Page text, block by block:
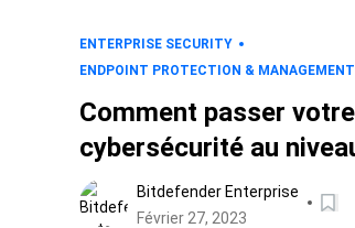
ENTERPRISE SECURITY
ENDPOINT PROTECTION & MANAGEMENT
Comment passer votre
cybersécurité au
en 2023Bitdefender Enterprise
Février 27, 2023